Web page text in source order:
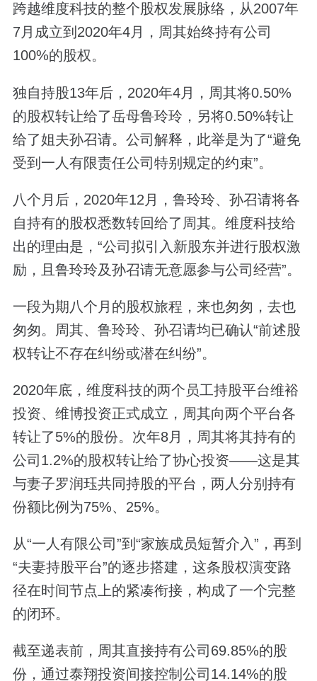
跨越维度科技的整个股权发展脉络，从2007年
7月成立到2020年4月，周其始终持有公司
100%的股权。
独自持股13年后，2020年4月，周其将0.50%
的股权转让给了岳母鲁玲玲，另将0.50%转让
给了姐夫孙召请。公司解释，此举是为了“避免
受到一人有限责任公司特别规定的约束”。
八个月后，2020年12月，鲁玲玲、孙召请将各
自持有的股权悉数转回给了周其。维度科技给
出的理由是，“公司拟引入新股东并进行股权激
励，且鲁玲玲及孙召请无意愿参与公司经营”。
一段为期八个月的股权旅程，来也匆匆，去也
匆匆。周其、鲁玲玲、孙召请均已确认“前述股
权转让不存在纠纷或潜在纠纷”。
2020年底，维度科技的两个员工持股平台维裕
投资、维博投资正式成立，周其向两个平台各
转让了5%的股份。次年8月，周其将其持有的
公司1.2%的股权转让给了协心投资——这是其
与妻子罗润珏共同持股的平台，两人分别持有
份额比例为75%、25%。
从“一人有限公司”到“家族成员短暂介入”，再到
“夫妻持股平台”的逐步搭建，这条股权演变路
径在时间节点上的紧凑衔接，构成了一个完整
的闭环。
截至递表前，周其直接持有公司69.85%的股
份，通过泰翔投资间接控制公司14.14%的股